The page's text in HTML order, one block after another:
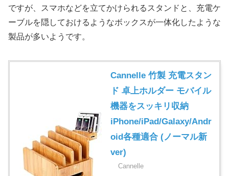
ですが、スマホなどを立てかけられるスタンドと、充電ケ
ーブルを隠しておけるようなボックスが一体化したような
製品が多いようです。
Cannelle 竹製 充電スタン
ド 卓上ホルダー モバイル
機器をスッキリ収納
iPhone/iPad/Galaxy/Andr
oid各種適合 (ノーマル新
ver)
Cannelle